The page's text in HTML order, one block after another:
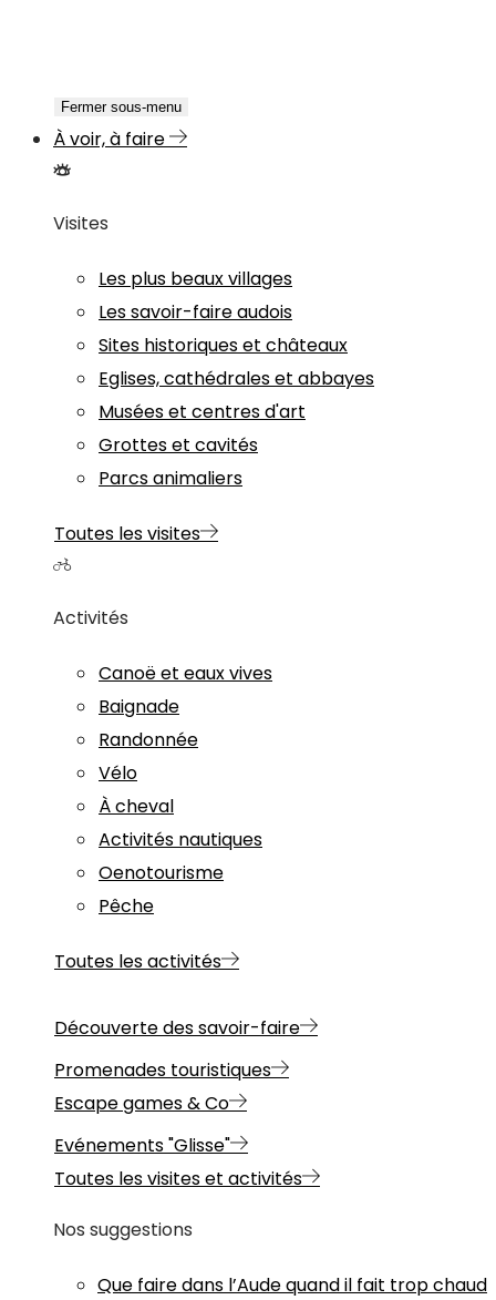
Fermer sous-menu
À voir, à faire
Visites
Les plus beaux villages
Les savoir-faire audois
Sites historiques et châteaux
Eglises, cathédrales et abbayes
Musées et centres d'art
Grottes et cavités
Parcs animaliers
Toutes les visites
Activités
Canoë et eaux vives
Baignade
Randonnée
Vélo
À cheval
Activités nautiques
Oenotourisme
Pêche
Toutes les activités
Découverte des savoir-faire
Promenades touristiques
Escape games & Co
Evénements "Glisse"
Toutes les visites et activités
Nos suggestions
Que faire dans l’Aude quand il fait trop chaud